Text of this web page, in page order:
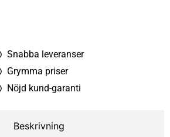
Snabba leveranser
Grymma priser
Nöjd kund-garanti
Beskrivning